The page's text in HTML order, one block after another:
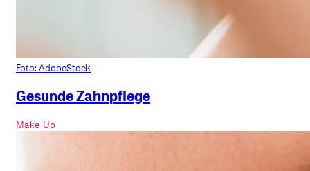
Foto: AdobeStock
Gesunde Zahnpflege
Make-Up